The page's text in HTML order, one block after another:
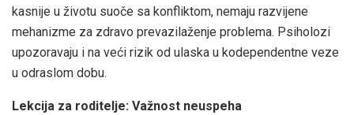
kasnije u životu suoče sa konfliktom, nemaju razvijene
mehanizme za zdravo prevazilaženje problema. Psiholozi
upozoravaju i na veći rizik od ulaska u kodependentne veze
u odraslom dobu.
Lekcija za roditelje: Važnost neuspeha